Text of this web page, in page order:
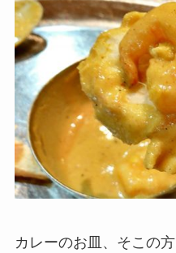
カレーのお皿、そこの